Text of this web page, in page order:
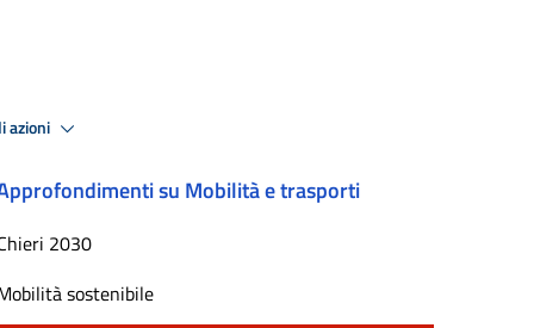
azioni
su Mobilità e trasporti
2030
sostenibile